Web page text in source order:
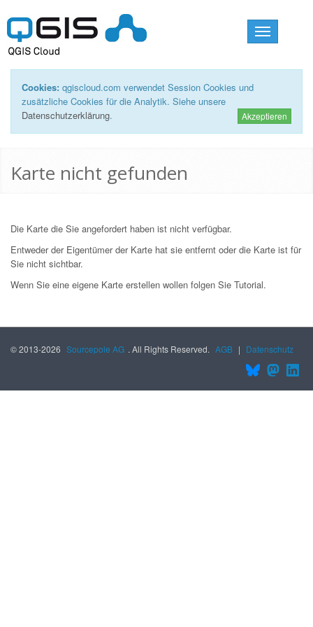
Toggle
navigation
Cookies: qgiscloud.com verwendet Session Cookies und
zusätzliche Cookies für die Analytik. Siehe unsere
Datenschutzerklärung. Akzeptieren
Karte nicht gefunden
Die Karte die Sie angefordert haben ist nicht verfügbar.
Entweder der Eigentümer der Karte hat sie entfernt oder die Karte ist für
Sie nicht sichtbar.
Wenn Sie eine eigene Karte erstellen wollen folgen Sie Tutorial.
© 2013-2026 Sourcepole AG . All Rights Reserved. AGB | Datenschutz